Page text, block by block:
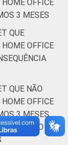
10
6
12
11
OFFICE
3 MESES
QUE
OFFICE
QUE NÃO
OFFICE
3 MESES,
REMOTO